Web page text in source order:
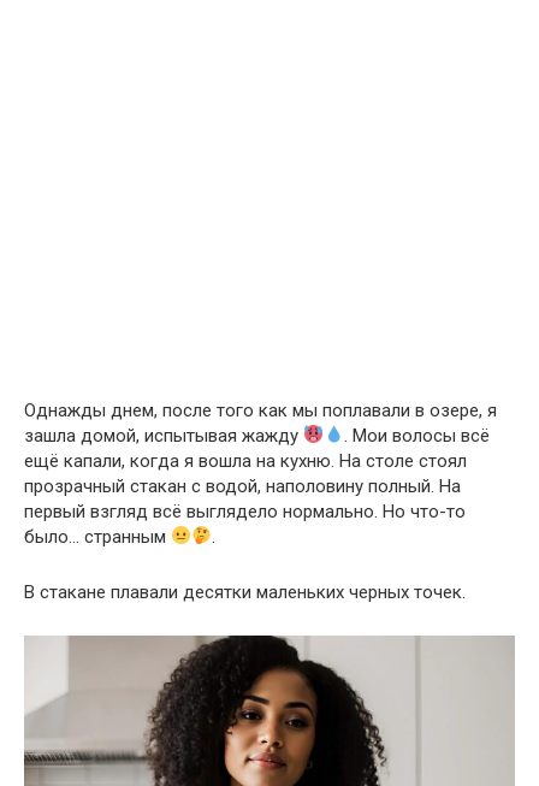
Однажды днем, после того как мы поплавали в озере, я
зашла домой, испытывая жажду
. Мои волосы всё
ещё капали, когда я вошла на кухню. На столе стоял
прозрачный стакан с водой, наполовину полный. На
первый взгляд всё выглядело нормально. Но что-то
было… странным
.
В стакане плавали десятки маленьких черных точек.